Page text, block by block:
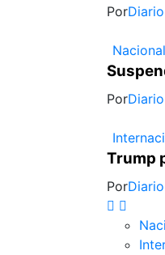
Por
Por
Trump
Por